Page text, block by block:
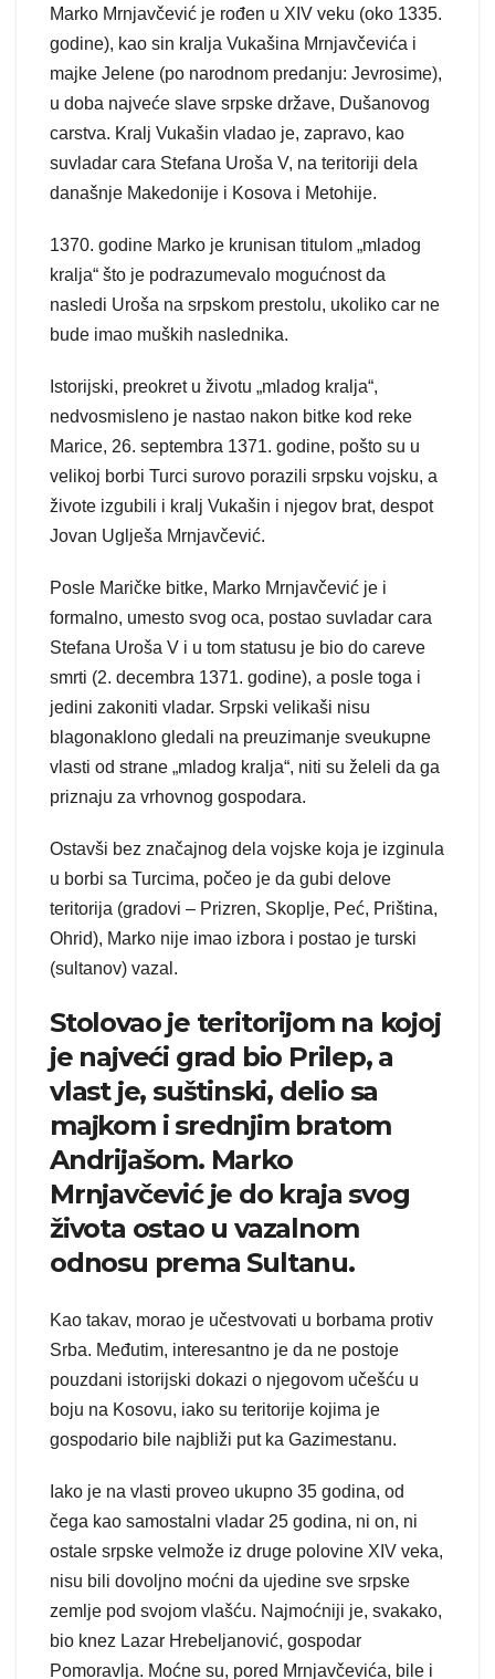
Marko Mrnjavčević je rođen u XIV veku (oko 1335.
godine), kao sin kralja Vukašina Mrnjavčevića i
majke Jelene (po narodnom predanju: Jevrosime),
u doba najveće slave srpske države, Dušanovog
carstva. Kralj Vukašin vladao je, zapravo, kao
suvladar cara Stefana Uroša V, na teritoriji dela
današnje Makedonije i Kosova i Metohije.
1370. godine Marko je krunisan titulom „mladog
kralja“ što je podrazumevalo mogućnost da
nasledi Uroša na srpskom prestolu, ukoliko car ne
bude imao muških naslednika.
Istorijski, preokret u životu „mladog kralja“,
nedvosmisleno je nastao nakon bitke kod reke
Marice, 26. septembra 1371. godine, pošto su u
velikoj borbi Turci surovo porazili srpsku vojsku, a
živote izgubili i kralj Vukašin i njegov brat, despot
Jovan Uglješa Mrnjavčević.
Posle Maričke bitke, Marko Mrnjavčević je i
formalno, umesto svog oca, postao suvladar cara
Stefana Uroša V i u tom statusu je bio do careve
smrti (2. decembra 1371. godine), a posle toga i
jedini zakoniti vladar. Srpski velikaši nisu
blagonaklono gledali na preuzimanje sveukupne
vlasti od strane „mladog kralja“, niti su želeli da ga
priznaju za vrhovnog gospodara.
Ostavši bez značajnog dela vojske koja je izginula
u borbi sa Turcima, počeo je da gubi delove
teritorija (gradovi – Prizren, Skoplje, Peć, Priština,
Ohrid), Marko nije imao izbora i postao je turski
(sultanov) vazal.
Stolovao je teritorijom na kojoj
je najveći grad bio Prilep, a
vlast je, suštinski, delio sa
majkom i srednjim bratom
Andrijašom. Marko
Mrnjavčević je do kraja svog
života ostao u vazalnom
odnosu prema Sultanu.
Kao takav, morao je učestvovati u borbama protiv
Srba. Međutim, interesantno je da ne postoje
pouzdani istorijski dokazi o njegovom učešću u
boju na Kosovu, iako su teritorije kojima je
gospodario bile najbliži put ka Gazimestanu.
Iako je na vlasti proveo ukupno 35 godina, od
čega kao samostalni vladar 25 godina, ni on, ni
ostale srpske velmože iz druge polovine XIV veka,
nisu bili dovoljno moćni da ujedine sve srpske
zemlje pod svojom vlašću. Najmoćniji je, svakako,
bio knez Lazar Hrebeljanović, gospodar
Pomoravlja. Moćne su, pored Mrnjavčevića, bile i